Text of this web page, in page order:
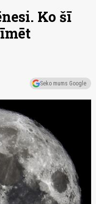
Ko šī
Seko mums Google